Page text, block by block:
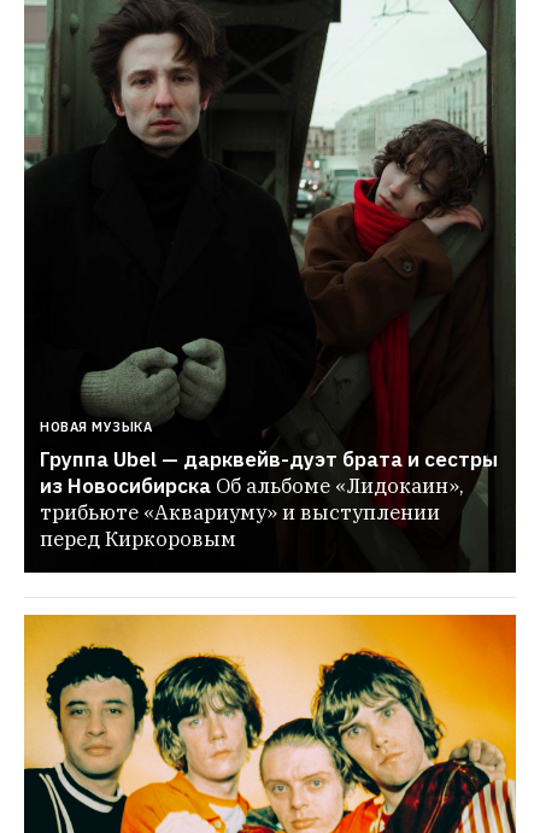
НОВАЯ МУЗЫКА
Группа Ubel — дарквейв-дуэт брата и сестры
из Новосибирска Об альбоме «Лидокаин»,
трибьюте «Аквариуму» и выступлении
перед Киркоровым